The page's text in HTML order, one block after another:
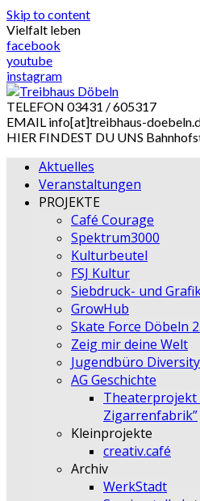
Skip to content
Vielfalt leben
facebook
youtube
instagram
TELEFON 03431 / 605317
EMAIL info[at]treibhaus-
HIER FINDEST DU UNS
Aktuelles
Veranstaltungen
PROJEKTE
Café Courage
Spektrum3000
Kulturbeutel
FSJ Kultur
Siebdruck- und
GrowHub
Skate Force Döbeln
Zeig mir deine Welt
Jugendbüro Diversity
AG Geschichte
Theaterprojekt
Zigarrenfabrik”
Kleinprojekte
creativ.café
Archiv
WerkStadt